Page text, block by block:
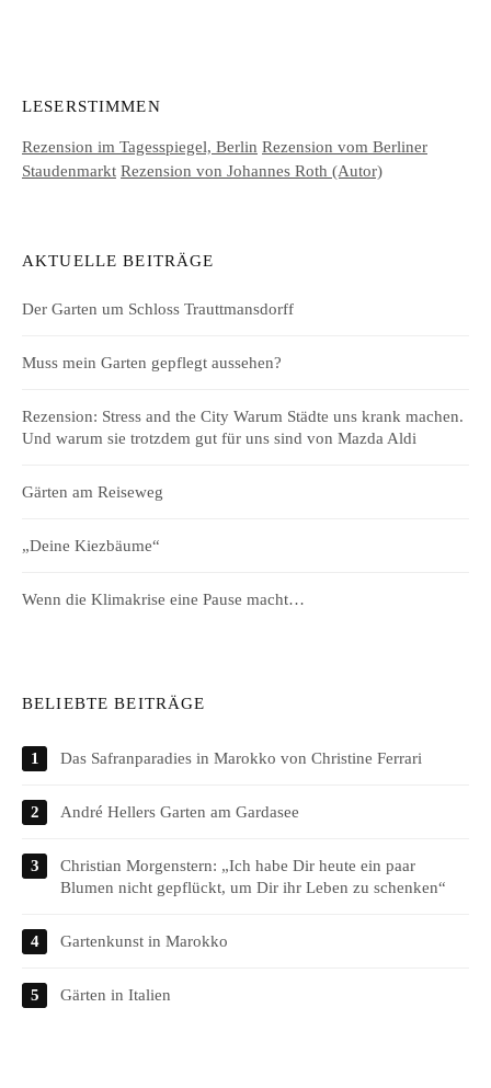
LESERSTIMMEN
Rezension im Tagesspiegel, Berlin Rezension vom Berliner
Staudenmarkt Rezension von Johannes Roth (Autor)
AKTUELLE BEITRÄGE
Der Garten um Schloss Trauttmansdorff
Muss mein Garten gepflegt aussehen?
Rezension: Stress and the City Warum Städte uns krank machen.
Und warum sie trotzdem gut für uns sind von Mazda Aldi
Gärten am Reiseweg
„Deine Kiezbäume“
Wenn die Klimakrise eine Pause macht…
BELIEBTE BEITRÄGE
Das Safranparadies in Marokko von Christine Ferrari
André Hellers Garten am Gardasee
Christian Morgenstern: „Ich habe Dir heute ein paar
Blumen nicht gepflückt, um Dir ihr Leben zu schenken“
Gartenkunst in Marokko
Gärten in Italien